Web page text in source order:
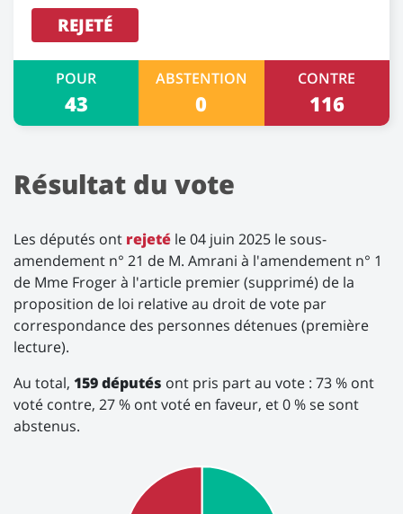
REJETÉ
POUR
43
ABSTENTION
0
CONTRE
116
Résultat du vote
Les députés ont rejeté le 04 juin 2025 le sous-
amendement n° 21 de M. Amrani à l'amendement n° 1
de Mme Froger à l'article premier (supprimé) de la
proposition de loi relative au droit de vote par
correspondance des personnes détenues (première
lecture).
Au total, 159 députés ont pris part au vote : 73 % ont
voté contre, 27 % ont voté en faveur, et 0 % se sont
abstenus.